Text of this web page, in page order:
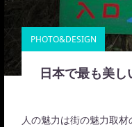
PHOTO&DESIGN
日本で最も美
人の魅力は街の魅力取